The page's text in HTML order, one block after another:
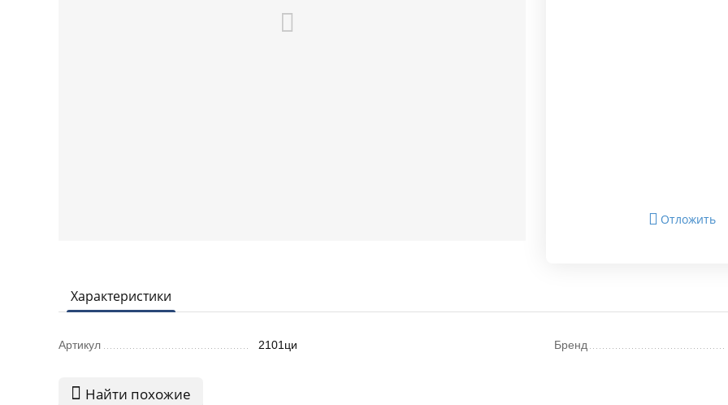
Отложить
Характеристики
Артикул 2101ци Бренд
Найти похожие